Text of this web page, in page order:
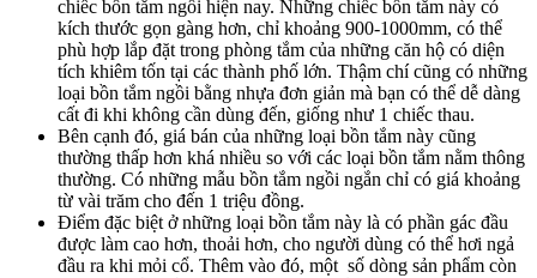
chiếc bồn tắm ngồi hiện nay. Những chiếc bồn tắm này có
kích thước gọn gàng hơn, chỉ khoảng 900-1000mm, có thể
phù hợp lắp đặt trong phòng tắm của những căn hộ có diện
tích khiêm tốn tại các thành phố lớn. Thậm chí cũng có những
loại bồn tắm ngồi bằng nhựa đơn giản mà bạn có thể dễ dàng
cất đi khi không cần dùng đến, giống như 1 chiếc thau.
Bên cạnh đó, giá bán của những loại bồn tắm này cũng
thường thấp hơn khá nhiều so với các loại bồn tắm nằm thông
thường. Có những mẫu bồn tắm ngồi ngắn chỉ có giá khoảng
từ vài trăm cho đến 1 triệu đồng.
Điểm đặc biệt ở những loại bồn tắm này là có phần gác đầu
được làm cao hơn, thoải hơn, cho người dùng có thể hơi ngả
đầu ra khi mỏi cổ. Thêm vào đó, một số dòng sản phẩm còn